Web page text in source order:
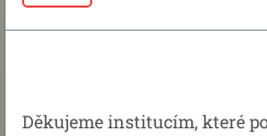
Děkujeme institucím, které